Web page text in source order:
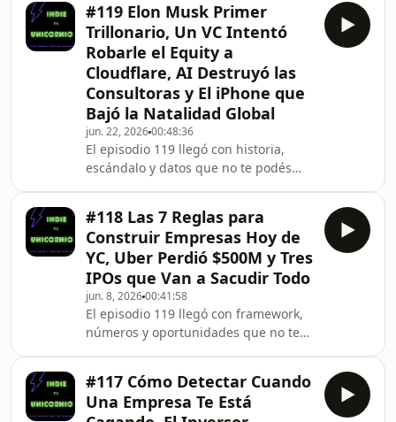
horas mentales le está consumiendo
a Lucas: la guerra de tokens.
DeepSeek, el modelo open source
chino, cuesta 40 veces menos que
Anthropic para hacer inferencia con
el 94% del mismo resultado. Meta,
Uber y Walmart ya están limitando el
uso de AI de sus empleados. Y p
#119 Elon Musk Primer
Trillonario, Un VC Intentó
Robarle el Equity a
Cloudflare, AI Destruyó las
Consultoras y El iPhone que
Bajó la Natalidad Global
jun. 22, 202600:48:36
El episodio 119 llegó con historia,
escándalo y datos que no te podés
convirtió en el primer trillonario de la
historia. SpaceX salió pública a 2.3
trillones de dólares y lo puso en una
categoría donde nadie más existe.
Lucas lo dijo mejor que nadie: él está
más cerca de Larry Page que Larry
Page de Elon. Un número que no
tiene sen
#118 Las 7 Reglas para
Construir Empresas Hoy de
YC, Uber Perdió $500M y Tres
IPOs que Van a Sacudir Todo
jun. 8, 202600:41:58
El episodio 119 llegó con framework,
números y oportunidades que no te
principios de Y Combinator para
construir una empresa en la era AI.
#117 Cómo Detectar Cuando
Una Empresa Te Está